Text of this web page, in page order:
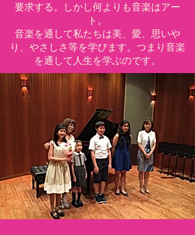
要求する。しかし何よりも音楽はアー
ト。
音楽を通して私たちは美、愛、思いや
り、やさしさ等を学びます。つまり音楽
を通して人生を学ぶのです。